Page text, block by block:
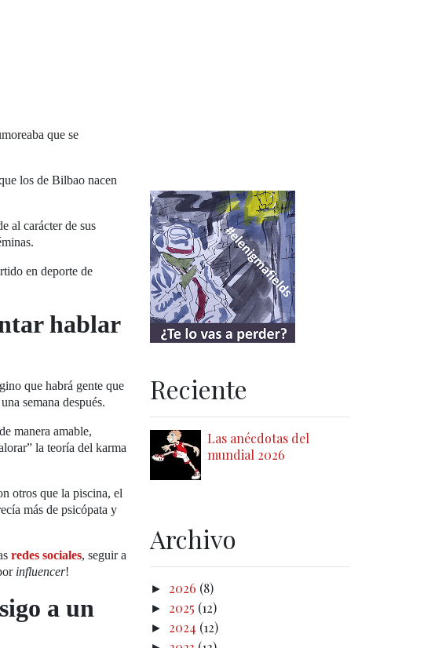
que se
los de Bilbao nacen
al carácter de sus
en deporte de
hablar
que habrá gente que
semana después.
manera amable,
la teoría del karma
otros que la piscina, el
más de psicópata y
redes sociales, seguir a
influencer!
a un
Reciente
Las anécdotas del
mundial 2026
Archivo
► 2026 (8)
► 2025 (12)
► 2024 (12)